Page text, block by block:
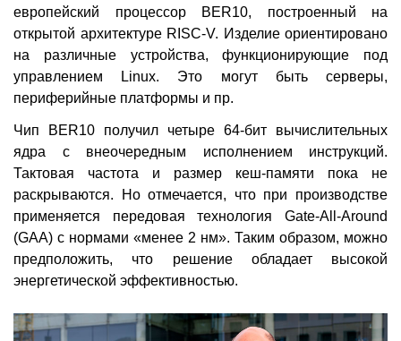
европейский процессор BER10, построенный на
открытой архитектуре RISC-V. Изделие ориентировано
на различные устройства, функционирующие под
управлением Linux. Это могут быть серверы,
периферийные платформы и пр.
Чип BER10 получил четыре 64-бит вычислительных
ядра с внеочередным исполнением инструкций.
Тактовая частота и размер кеш-памяти пока не
раскрываются. Но отмечается, что при производстве
применяется передовая технология Gate-All-Around
(GAA) с нормами «менее 2 нм». Таким образом, можно
предположить, что решение обладает высокой
энергетической эффективностью.